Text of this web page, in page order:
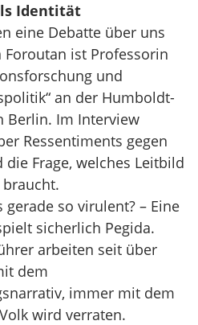
Identität
eine Debatte über uns
Foroutan ist Professorin
und
an der Humboldt-
Berlin. Im Interview
Ressentiments gegen
Frage, welches Leitbild
gerade so virulent? – Eine
sicherlich Pegida.
arbeiten seit über
dem
immer mit dem
wird verraten.